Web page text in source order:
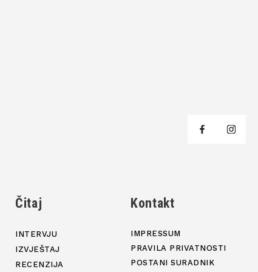
Čitaj
INTERVJU
IZVJEŠTAJ
RECENZIJA
Kontakt
IMPRESSUM
PRAVILA PRIVATNOSTI
POSTANI SURADNIK